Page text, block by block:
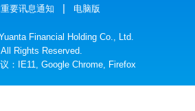
元大投信
元大投顾
元大证金
要讯息通知
电脑版
Financial Holding Co., Ltd.
All Rights Reserved.
：IE11, Google Chrome, Firefox